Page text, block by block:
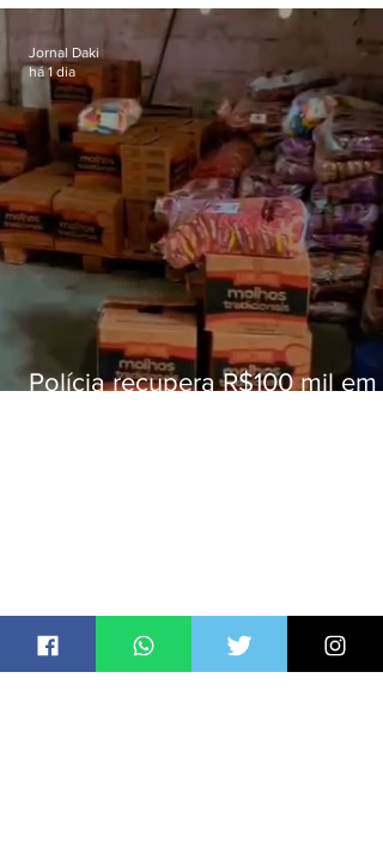
educação
Polícia recupera R$100 mil em
Jornal Daki
há 1 dia